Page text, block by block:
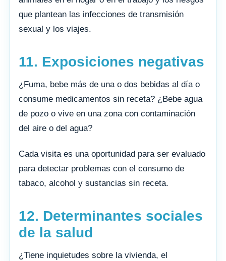
que plantean las infecciones de transmisión
sexual y los viajes.
11. Exposiciones negativas
¿Fuma, bebe más de una o dos bebidas al día o
consume medicamentos sin receta? ¿Bebe agua
de pozo o vive en una zona con contaminación
del aire o del agua?
Cada visita es una oportunidad para ser evaluado
para detectar problemas con el consumo de
tabaco, alcohol y sustancias sin receta.
12. Determinantes sociales
de la salud
¿Tiene inquietudes sobre la vivienda, el